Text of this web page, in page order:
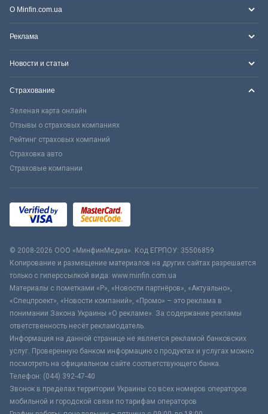
О Minfin.com.ua
Реклама
Новости и статьи
Страхование
Зеленая карта онлайн
Отзывы о страховых компаниях
Рейтинг страховых компаний
Страховка авто
Страховые компании
© 2008-2026 ООО «МинфинМедиа». Код ЕГРПОУ: 35506859
Копирование и размещение материалов на других сайтах разрешается
только с гиперссылкой вида: www.minfin.com.ua
Материалы с пометками «Р», «Новости партнёров», «Актуально»,
«Спецпроект», «Новости компаний», «Промо» – это реклама в
понимании Закона Украины «О рекламе». За содержание рекламы
ответственность несёт рекламодатель.
Информация на данной странице не является рекламой банковских
услуг. Проверенную банком информацию о продуктах и услугах можно
посмотреть на официальном сайте соответствующего банка.
Телефон: (044) 392-47-40
Звонок в пределах территории Украины со всех номеров операторов
мобильной и городской связи по тарифам операторов